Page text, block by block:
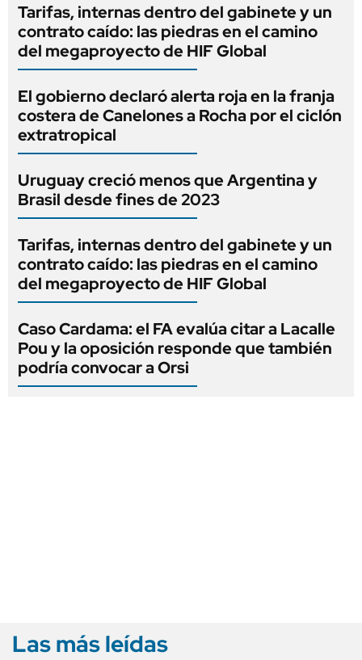
Tarifas, internas dentro del gabinete y un
contrato caído: las piedras en el camino
del megaproyecto de HIF Global
El gobierno declaró alerta roja en la franja
costera de Canelones a Rocha por el ciclón
extratropical
Uruguay creció menos que Argentina y
Brasil desde fines de 2023
Tarifas, internas dentro del gabinete y un
contrato caído: las piedras en el camino
del megaproyecto de HIF Global
Caso Cardama: el FA evalúa citar a Lacalle
Pou y la oposición responde que también
podría convocar a Orsi
Las más leídas